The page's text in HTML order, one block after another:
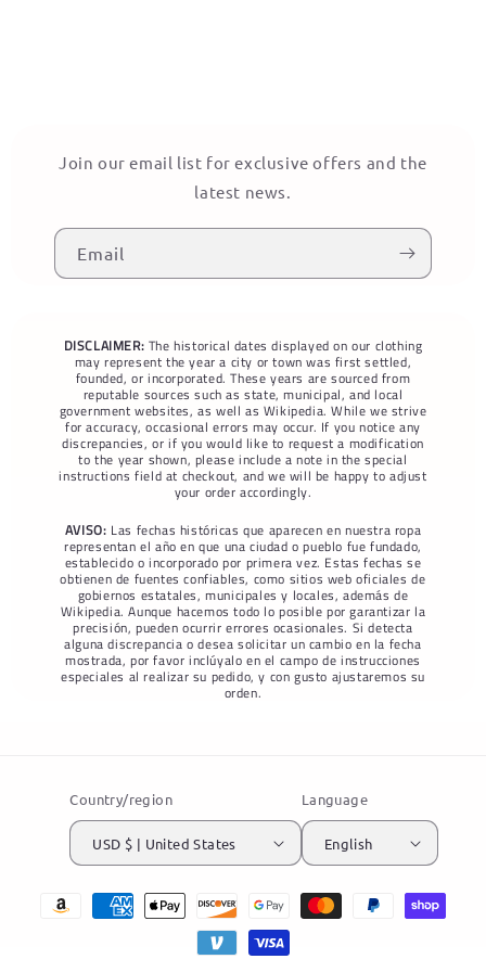
Join our email list for exclusive offers and the
latest news.
Email
DISCLAIMER: The historical dates displayed on our clothing
may represent the year a city or town was first settled,
founded, or incorporated. These years are sourced from
reputable sources such as state, municipal, and local
government websites, as well as Wikipedia. While we strive
for accuracy, occasional errors may occur. If you notice any
discrepancies, or if you would like to request a modification
to the year shown, please include a note in the special
instructions field at checkout, and we will be happy to adjust
your order accordingly.
AVISO: Las fechas históricas que aparecen en nuestra ropa
representan el año en que una ciudad o pueblo fue fundado,
establecido o incorporado por primera vez. Estas fechas se
obtienen de fuentes confiables, como sitios web oficiales de
gobiernos estatales, municipales y locales, además de
Wikipedia. Aunque hacemos todo lo posible por garantizar la
precisión, pueden ocurrir errores ocasionales. Si detecta
alguna discrepancia o desea solicitar un cambio en la fecha
mostrada, por favor inclúyalo en el campo de instrucciones
especiales al realizar su pedido, y con gusto ajustaremos su
orden.
Country/region
USD $ | United States
Language
English
Payment
methods